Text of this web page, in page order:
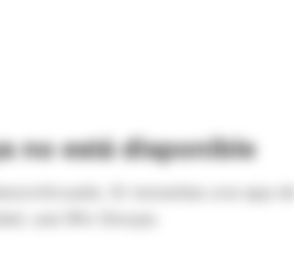
no está disponible
Si necesitas una app
usa Wix Groups.